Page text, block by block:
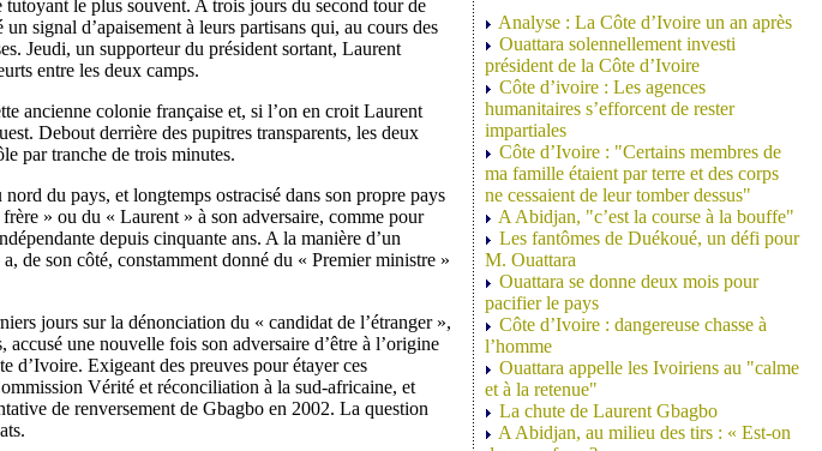
le plus souvent. A trois jours du second tour de
signal d’apaisement à leurs partisans qui, au cours des
Jeudi, un supporteur du président sortant, Laurent
entre les deux camps.
ancienne colonie française et, si l’on en croit Laurent
Debout derrière des pupitres transparents, les deux
par tranche de trois minutes.
du pays, et longtemps ostracisé dans son propre pays
» ou du « Laurent » à son adversaire, comme pour
depuis cinquante ans. A la manière d’un
de son côté, constamment donné du « Premier ministre »
jours sur la dénonciation du « candidat de l’étranger »,
une nouvelle fois son adversaire d’être à l’origine
d’Ivoire. Exigeant des preuves pour étayer ces
Vérité et réconciliation à la sud-africaine, et
de renversement de Gbagbo en 2002. La question
Analyse : La Côte d’Ivoire un an après
Ouattara solennellement investi
président de la Côte d’Ivoire
Côte d’ivoire : Les agences
humanitaires s’efforcent de rester
impartiales
Côte d’Ivoire : "Certains membres de
ma famille étaient par terre et des corps
ne cessaient de leur tomber dessus"
A Abidjan, "c’est la course à la bouffe"
Les fantômes de Duékoué, un défi pour
M. Ouattara
Ouattara se donne deux mois pour
pacifier le pays
Côte d’Ivoire : dangereuse chasse à
l’homme
Ouattara appelle les Ivoiriens au "calme
et à la retenue"
La chute de Laurent Gbagbo
A Abidjan, au milieu des tirs : « Est-on